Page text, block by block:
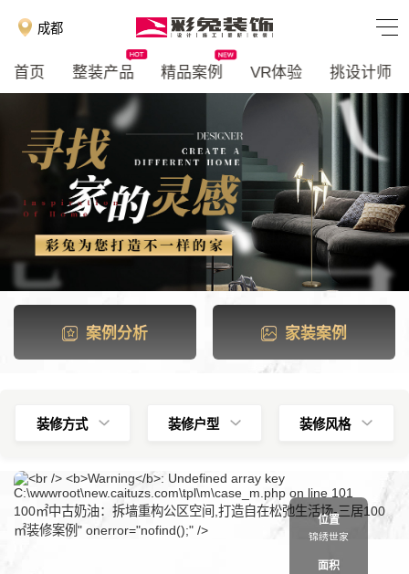
成都
首页 整装产品 精品案例 VR体验 挑设计师
案例分析 家装案例
装修方式 装修户型 装修风格
C:\wwwroot\new.caituzs.com\tpl\m\case_m.php on line 101
100㎡中古奶油：拆墙重构公区空间,打造自在松弛生活场-三居100
㎡装修案例" onerror="nofind();" />
位置
锦绣世家
面积